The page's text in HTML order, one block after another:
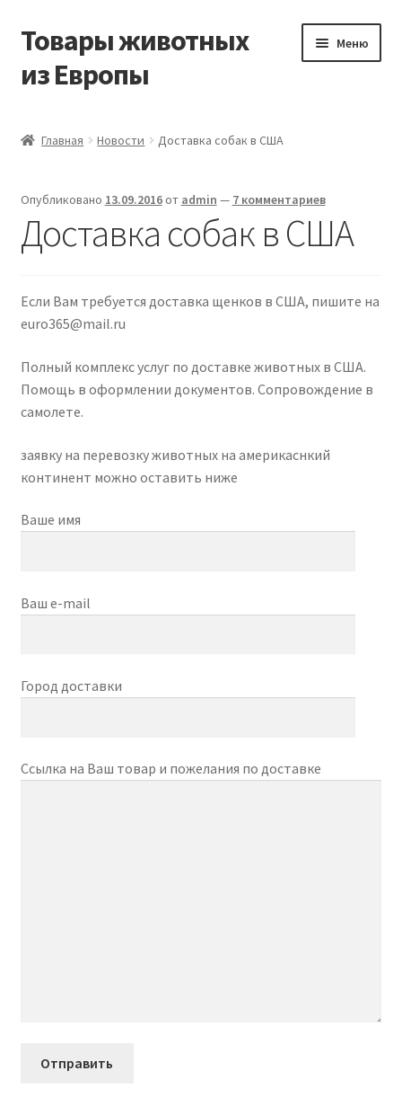
Перейти
навигации
Перейти
содержимому
Товары животных
из Европы
Меню
Заказать доставку корма из Германии
Контакты
Корзина
О компании
Главная Новости Доставка собак в США
Опубликовано 13.09.2016от admin — 7 комментариев
Доставка собак в США
Если Вам требуется доставка щенков в США, пишите на
euro365@mail.ru
Полный комплекс услуг по доставке животных в США.
Помощь в оформлении документов. Сопровождение в
самолете.
заявку на перевозку животных на америкаснкий
континент можно оставить ниже
Ваше имя
Ваш e-mail
Город доставки
Ссылка на Ваш товар и пожелания по доставке